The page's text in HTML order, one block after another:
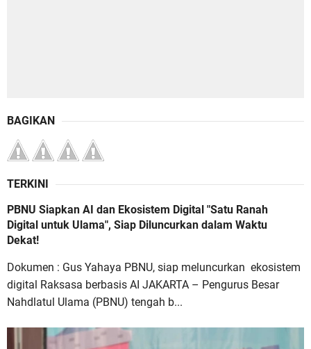
BAGIKAN
TERKINI
PBNU Siapkan AI dan Ekosistem Digital "Satu Ranah
Digital untuk Ulama", Siap Diluncurkan dalam Waktu
Dekat!
Dokumen : Gus Yahaya PBNU, siap meluncurkan ekosistem
digital Raksasa berbasis AI JAKARTA – Pengurus Besar
Nahdlatul Ulama (PBNU) tengah b...